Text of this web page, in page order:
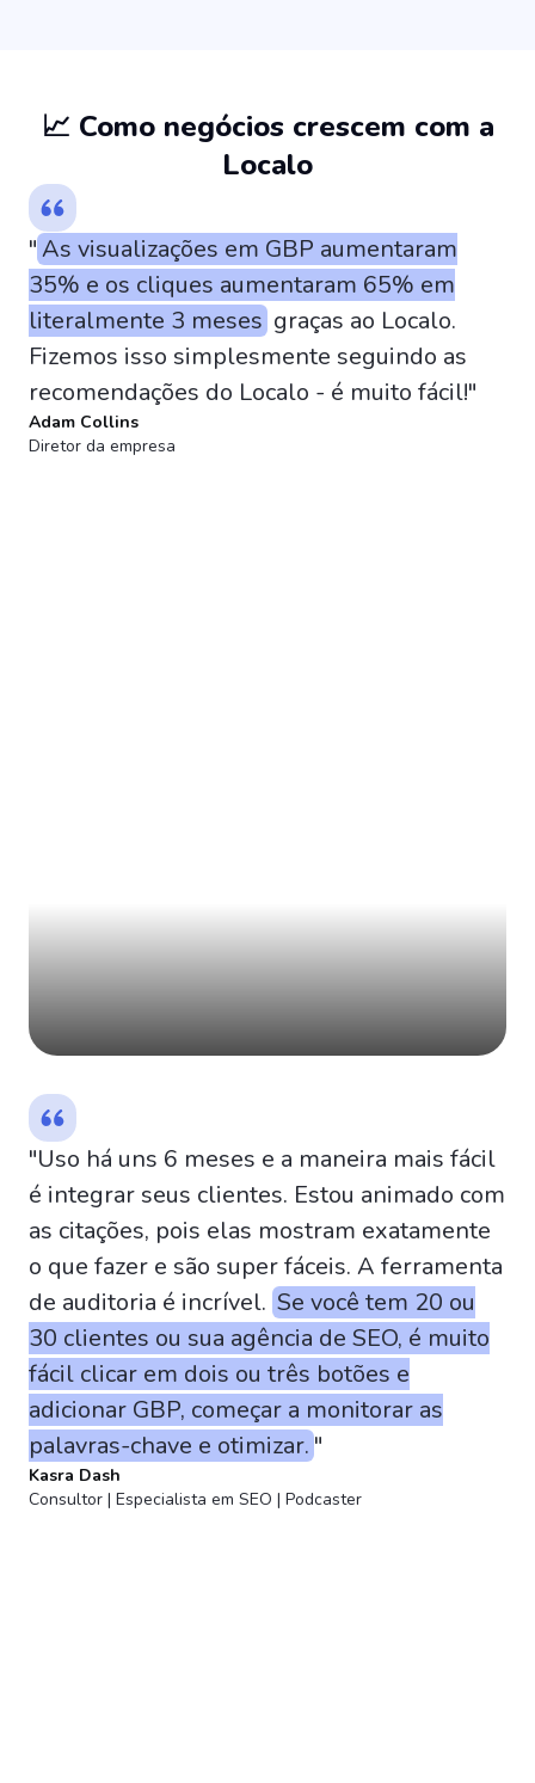
📈 Como negócios crescem com a
Localo